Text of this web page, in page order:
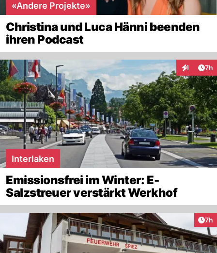
«Andere Projekte»
Christina und Luca Hänni beenden
ihren Podcast
1 7h
Interlaken
Emissionsfrei im Winter: E-
Salzstreuer verstärkt Werkhof
7h